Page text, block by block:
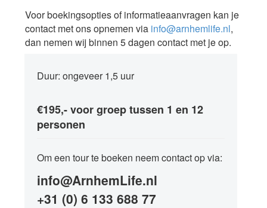
Voor boekingsopties of informatieaanvragen kan je
contact met ons opnemen via info@arnhemlife.nl,
dan nemen wij binnen 5 dagen contact met je op.
Duur: ongeveer 1,5 uur
€195,- voor groep tussen 1 en 12
personen
Om een tour te boeken neem contact op via:
info@ArnhemLife.nl
+31 (0) 6 133 688 77